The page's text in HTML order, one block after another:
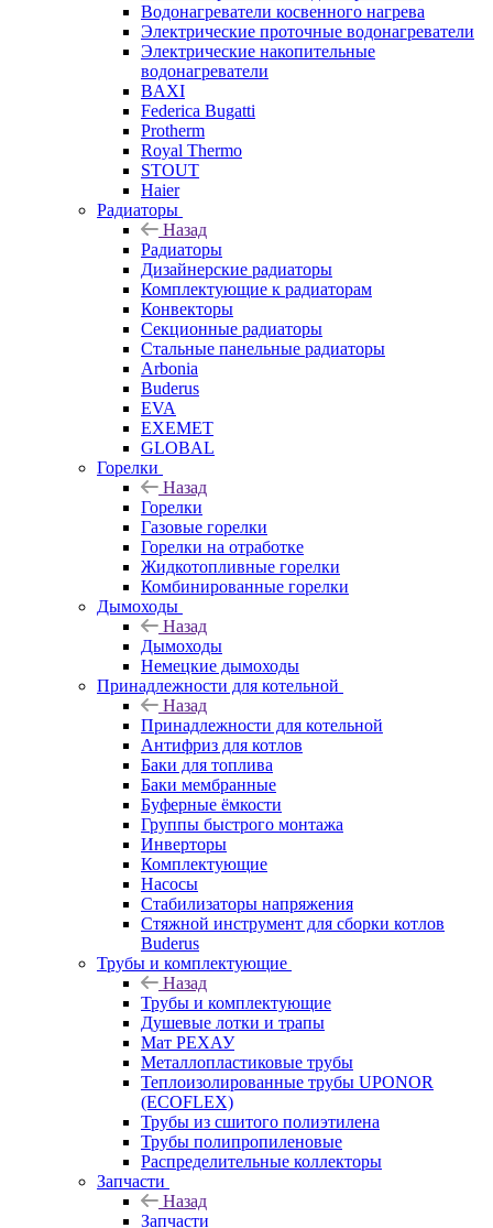
Водонагреватели косвенного нагрева
Электрические проточные водонагреватели
Электрические накопительные
водонагреватели
BAXI
Federica Bugatti
Protherm
Royal Thermo
STOUT
Haier
Радиаторы
Назад
Радиаторы
Дизайнерские радиаторы
Комплектующие к радиаторам
Конвекторы
Секционные радиаторы
Стальные панельные радиаторы
Arbonia
Buderus
EVA
EXEMET
GLOBAL
Горелки
Назад
Горелки
Газовые горелки
Горелки на отработке
Жидкотопливные горелки
Комбинированные горелки
Дымоходы
Назад
Дымоходы
Немецкие дымоходы
Принадлежности для котельной
Назад
Принадлежности для котельной
Антифриз для котлов
Баки для топлива
Баки мембранные
Буферные ёмкости
Группы быстрого монтажа
Инверторы
Комплектующие
Насосы
Стабилизаторы напряжения
Стяжной инструмент для сборки котлов
Buderus
Трубы и комплектующие
Назад
Трубы и комплектующие
Душевые лотки и трапы
Мат РЕХАУ
Металлопластиковые трубы
Теплоизолированные трубы UPONOR
(ECOFLEX)
Трубы из сшитого полиэтилена
Трубы полипропиленовые
Распределительные коллекторы
Запчасти
Назад
Запчасти